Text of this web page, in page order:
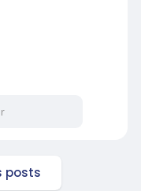
posts